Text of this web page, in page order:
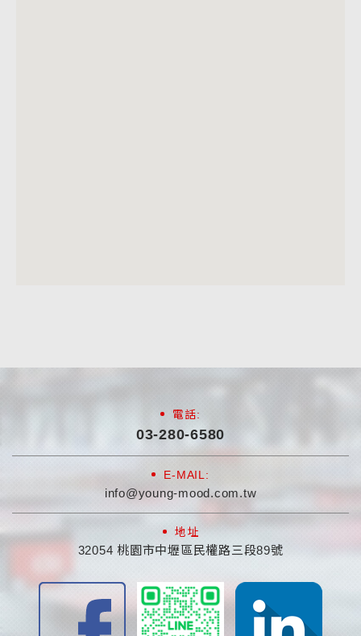
電話:
03-280-6580
E-MAIL:
info@young-mood.com.tw
地址
32054 桃園市中壢區民權路三段89號